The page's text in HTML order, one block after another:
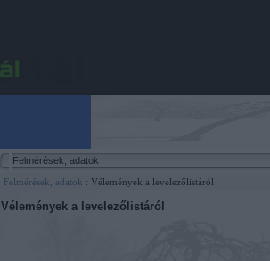
Felmérések, adatok
Felmérések, adatok : Vélemények a levelezőlistáról
Vélemények a levelezőlistáról